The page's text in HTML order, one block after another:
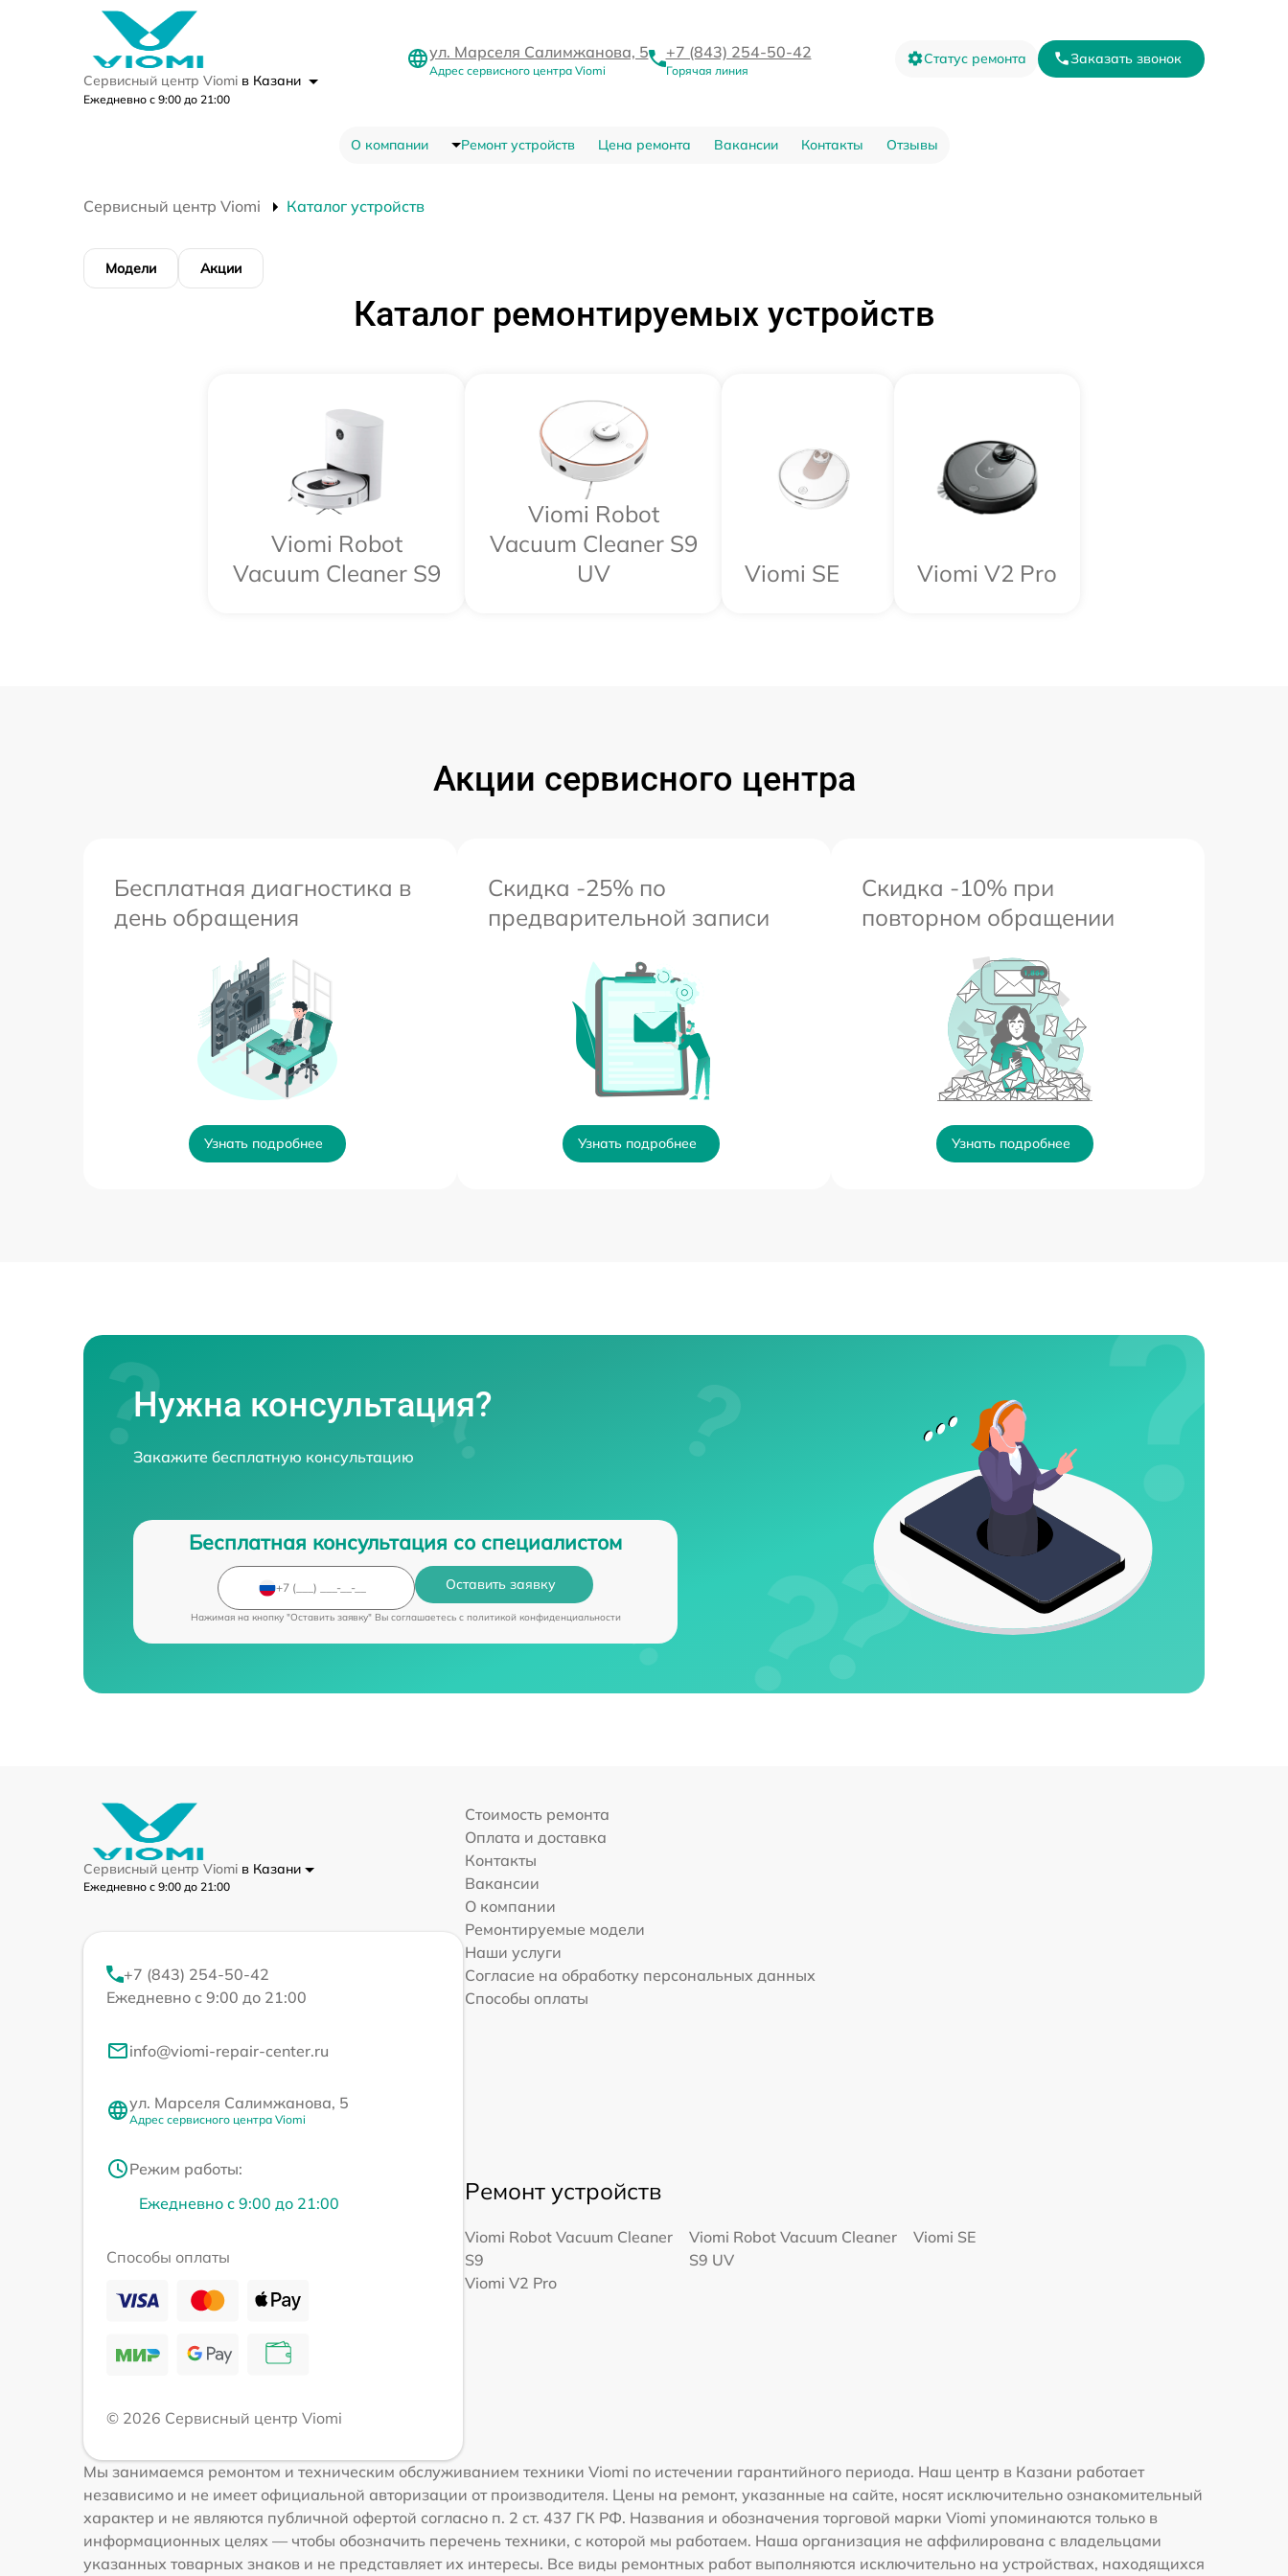
Сервисный центр Viomi в Казани
Ежедневно с 9:00 до 21:00
ул. Марселя Салимжанова, 5
Адрес сервисного центра Viomi
+7 (843) 254-50-42
Горячая линия
Статус ремонта Заказать звонок
О компании Ремонт устройств Цена ремонта Вакансии Контакты Отзывы
Сервисный центр Viomi Каталог устройств
Модели Акции
Каталог ремонтируемых устройств
Viomi Robot
Vacuum Cleaner S9
Viomi Robot
Vacuum Cleaner S9
UV
Viomi SE Viomi V2 Pro
Акции сервисного центра
Бесплатная диагностика в
день обращения
Узнать подробнее
Скидка -25% по
предварительной записи
Узнать подробнее
Скидка -10% при
повторном обращении
Узнать подробнее
Нужна консультация?
Закажите бесплатную консультацию
Бесплатная консультация со специалистом
Оставить заявку
Нажимая на кнопку "Оставить заявку" Вы соглашаетесь c политикой конфиденциальности
Сервисный центр Viomi в Казани
Ежедневно с 9:00 до 21:00
+7 (843) 254-50-42
Ежедневно с 9:00 до 21:00
info@viomi-repair-center.ru
ул. Марселя Салимжанова, 5
Адрес сервисного центра Viomi
Режим работы:
Ежедневно с 9:00 до 21:00
Способы оплаты
© 2026 Сервисный центр Viomi
Стоимость ремонта
Оплата и доставка
Контакты
Вакансии
О компании
Ремонтируемые модели
Наши услуги
Согласие на обработку персональных данных
Способы оплаты
Ремонт устройств
Viomi Robot Vacuum Cleaner
S9
Viomi Robot Vacuum Cleaner
S9 UV
Viomi SE
Viomi V2 Pro
Мы занимаемся ремонтом и техническим обслуживанием техники Viomi по истечении гарантийного периода. Наш центр в Казани работает
независимо и не имеет официальной авторизации от производителя. Цены на ремонт, указанные на сайте, носят исключительно ознакомительный
характер и не являются публичной офертой согласно п. 2 ст. 437 ГК РФ. Названия и обозначения торговой марки Viomi упоминаются только в
информационных целях — чтобы обозначить перечень техники, с которой мы работаем. Наша организация не аффилирована с владельцами
указанных товарных знаков и не представляет их интересы. Все виды ремонтных работ выполняются исключительно на устройствах, находящихся